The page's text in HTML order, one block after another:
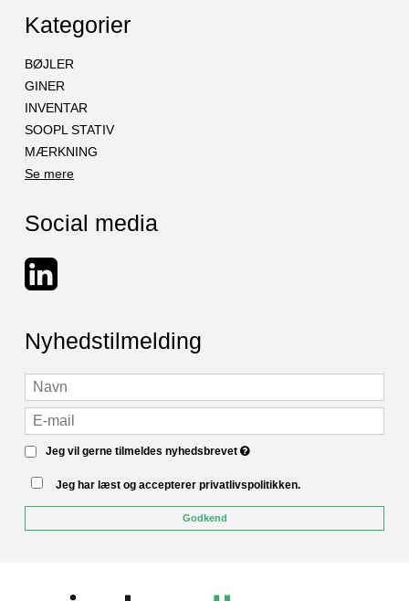
Kategorier
BØJLER
GINER
INVENTAR
SOOPL STATIV
MÆRKNING
Se mere
Social media
Nyhedstilmelding
Jeg vil gerne tilmeldes nyhedsbrevet
Jeg har læst og accepterer privatlivspolitikken.
Godkend